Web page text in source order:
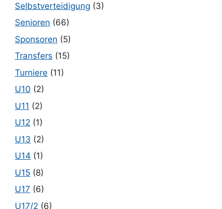
Selbstverteidigung (3)
Senioren (66)
Sponsoren (5)
Transfers (15)
Turniere (11)
U10 (2)
U11 (2)
U12 (1)
U13 (2)
U14 (1)
U15 (8)
U17 (6)
U17/2 (6)